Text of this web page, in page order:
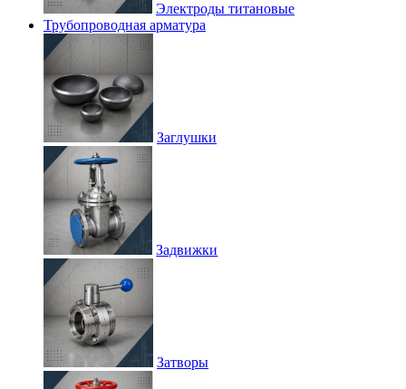
Электроды титановые
Трубопроводная арматура
Заглушки
Задвижки
Затворы